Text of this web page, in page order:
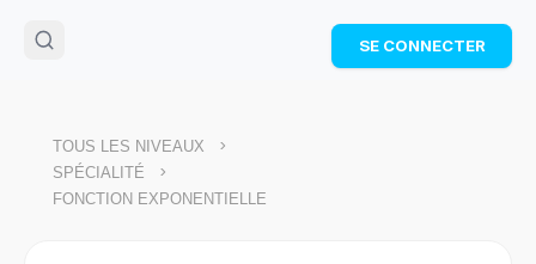
🌴Cahier de vacances offert
: révise les maths cet
Télécharge ton PDF gratuit et progresse avec des
SE CONNECTER
TOUS LES NIVEAUX >
SPÉCIALITÉ >
FONCTION EXPONENTIELLE